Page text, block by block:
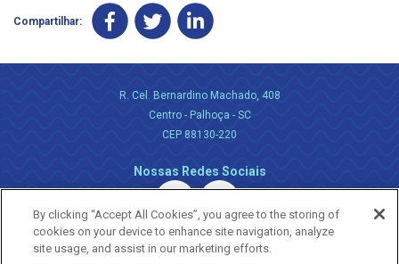
Compartilhar:
R. Cel. Bernardino Machado, 408
Centro - Palhoça - SC
CEP 88130-220
Nossas Redes Sociais
By clicking “Accept All Cookies”, you agree to the storing of
cookies on your device to enhance site navigation, analyze
site usage, and assist in our marketing efforts.